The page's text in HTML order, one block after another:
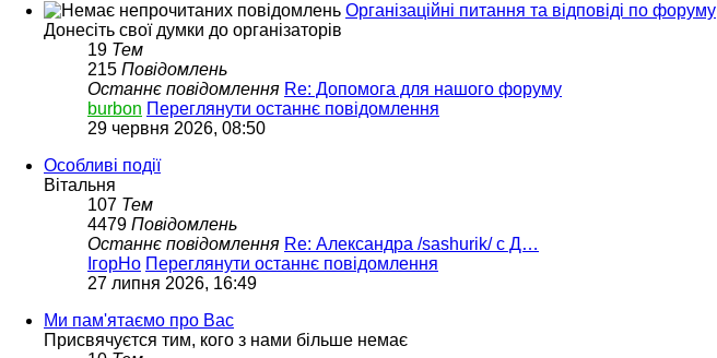
Організаційні питання та відповіді по форуму
Донесіть свої думки до організаторів
19 Тем
215 Повідомлень
Останнє повідомлення Re: Допомога для нашого форуму
burbon Переглянути останнє повідомлення
29 червня 2026, 08:50
Особливі події
Вітальня
107 Тем
4479 Повідомлень
Останнє повідомлення Re: Александра /sashurik/ с Д…
ІгорНо Переглянути останнє повідомлення
27 липня 2026, 16:49
Ми пам'ятаємо про Вас
Присвячуєтся тим, кого з нами більше немає